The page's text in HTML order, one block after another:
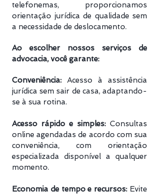
telefonemas, proporcionamos
orientação jurídica de qualidade sem
a necessidade de deslocamento.
Ao escolher nossos serviços de
advocacia, você garante:
Conveniência: Acesso à assistência
jurídica sem sair de casa, adaptando-
se à sua rotina.
Acesso rápido e simples: Consultas
online agendadas de acordo com sua
conveniência, com orientação
especializada disponível a qualquer
momento.
Economia de tempo e recursos: Evite